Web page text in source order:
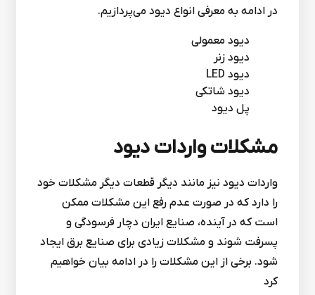
در ادامه به معرفی انواع دیود می‌پردازیم.
ديود معمولی
ديود زنر
دیود LED
ديود شاتکی
پل دیود
مشکلات واردات دیود
واردات دیود نیز مانند دیگر قطعات دیگر مشکلات خود
را دارد که در صورت عدم رفع این مشکلات ممکن
است که در آینده، صنایع ایران دچار فرسودگی و
پسرفت شوند و مشکلات زیادی برای صنایع برق ایجاد
شود. برخی از این مشکلات را در ادامه بیان خواهیم
کرد